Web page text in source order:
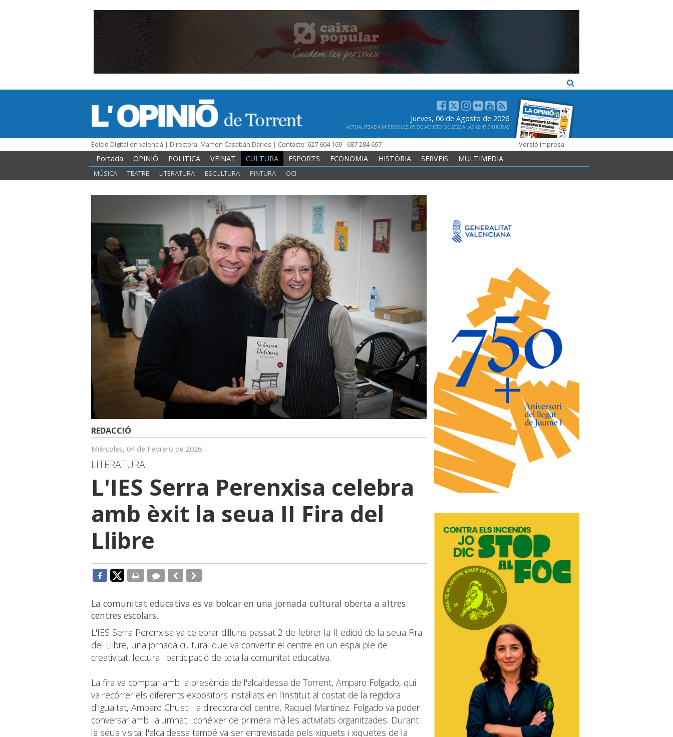
Jueves, 06 de Agosto de 2026
ACTUALITZADA MIÉRCOLES, 05 DE AGOSTO DE 2026 A LAS 12:47:04 HORAS
Edició Digital en valencià | Directora: Mamen Casabán Daries | Contacte: 627 604 169 - 687 284 697 Versió impresa
Portada OPINIÓ POLITICA VEINAT CULTURA ESPORTS ECONOMIA HISTÒRIA SERVEIS MULTIMEDIA
MÚSICA TEATRE LITERATURA ESCULTURA PINTURA OCI
REDACCIÓ
Miércoles, 04 de Febrero de 2026
LITERATURA
L'IES Serra Perenxisa celebra
amb èxit la seua II Fira del
Llibre
La comunitat educativa es va bolcar en una jornada cultural oberta a altres
centres escolars.
L'IES Serra Perenxisa va celebrar dilluns passat 2 de febrer la II edició de la seua Fira
del Llibre, una jornada cultural que va convertir el centre en un espai ple de
creativitat, lectura i participació de tota la comunitat educativa.
La fira va comptar amb la presència de l'alcaldessa de Torrent, Amparo Folgado, qui
va recórrer els diferents expositors instal·lats en l'institut al costat de la regidora
d'Igualtat, Amparo Chust i la directora del centre, Raquel Martínez. Folgado va poder
conversar amb l'alumnat i conéixer de primera mà les activitats organitzades. Durant
la seua visita, l'alcaldessa també va ser entrevistada pels xiquets i xiquetes de la